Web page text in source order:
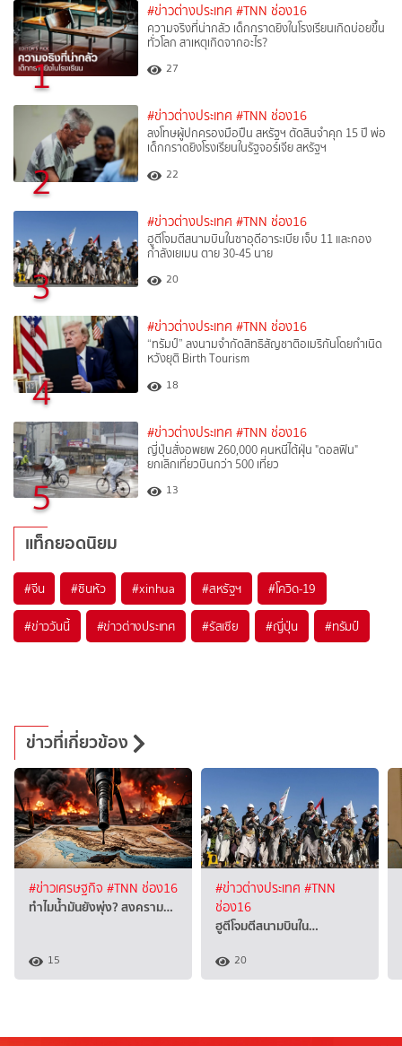
1
#ข่าวต่างประเทศ #TNN ช่อง16
ความจริงที่น่ากลัว เด็กกราดยิงในโรงเรียนเกิดบ่อยขึ้น
ทั่วโลก สาเหตุเกิดจากอะไร?
27
2
#ข่าวต่างประเทศ #TNN ช่อง16
ลงโทษผู้ปกครองมือปืน สหรัฐฯ ตัดสินจำคุก 15 ปี พ่อ
เด็กกราดยิงโรงเรียนในรัฐจอร์เจีย สหรัฐฯ
22
3
#ข่าวต่างประเทศ #TNN ช่อง16
ฮูตีโจมตีสนามบินในซาอุดีอาระเบีย เจ็บ 11 และกอง
กำลังเยเมน ตาย 30-45 นาย
20
4
#ข่าวต่างประเทศ #TNN ช่อง16
“ทรัมป์” ลงนามจำกัดสิทธิสัญชาติอเมริกันโดยกำเนิด
หวังยุติ Birth Tourism
18
5
#ข่าวต่างประเทศ #TNN ช่อง16
ญี่ปุ่นสั่งอพยพ 260,000 คนหนีไต้ฝุ่น "ดอลฟิน"
ยกเลิกเที่ยวบินกว่า 500 เที่ยว
13
แท็กยอดนิยม
#จีน #ซินหัว #xinhua #สหรัฐฯ #โควิด-19
#ข่าววันนี้ #ข่าวต่างประเทศ #รัสเซีย #ญี่ปุ่น #ทรัมป์
ข่าวที่เกี่ยวข้อง
#ข่าวเศรษฐกิจ #TNN ช่อง16
ทำไมน้ำมันยังพุ่ง? สงคราม…
15
#ข่าวต่างประเทศ #TNN
ช่อง16
ฮูตีโจมตีสนามบินใน…
20